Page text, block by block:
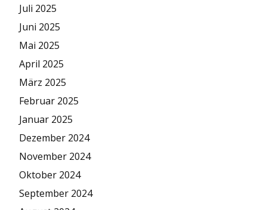
Juli 2025
Juni 2025
Mai 2025
April 2025
März 2025
Februar 2025
Januar 2025
Dezember 2024
November 2024
Oktober 2024
September 2024